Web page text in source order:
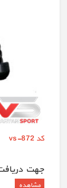
کد vs-872
جهت